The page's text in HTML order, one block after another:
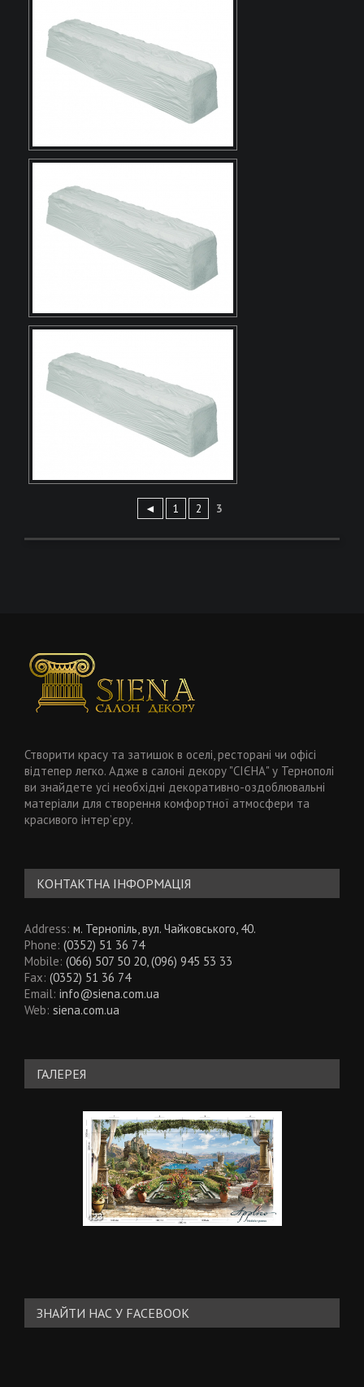
◄ 1 2 3
Створити красу та затишок в оселі, ресторані чи офісі
відтепер легко. Адже в салоні декору "СІЄНА" у Тернополі
ви знайдете усі необхідні декоративно-оздоблювальні
матеріали для створення комфортної атмосфери та
красивого інтер’єру.
КОНТАКТНА ІНФОРМАЦІЯ
Address: м. Тернопіль, вул. Чайковського, 40.
Phone: (0352) 51 36 74
Mobile: (066) 507 50 20, (096) 945 53 33
Fax: (0352) 51 36 74
Email: info@siena.com.ua
Web: siena.com.ua
ГАЛЕРЕЯ
ЗНАЙТИ НАС У FACEBOOK